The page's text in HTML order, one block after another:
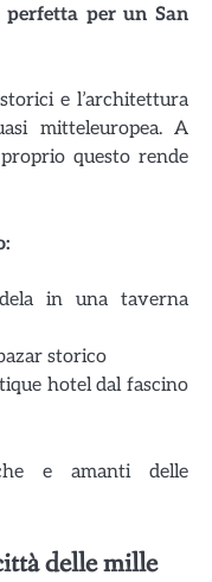
perfetta per un San
e l’architettura
mitteleuropea. A
questo rende
in una taverna
storico
hotel dal fascino
e amanti delle
delle mille